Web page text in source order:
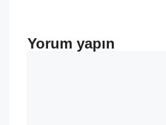
Yorum yapın